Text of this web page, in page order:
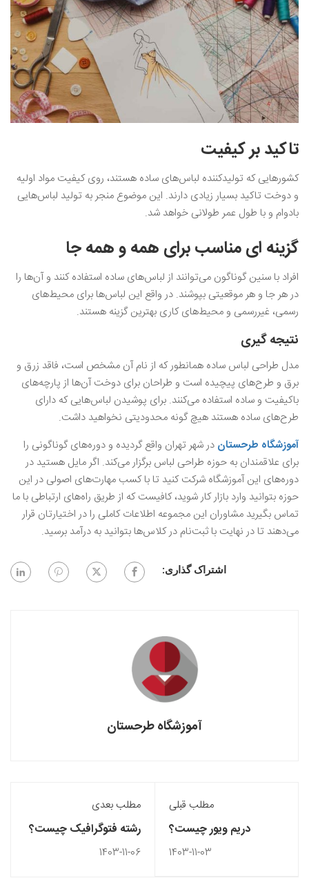
تاکید بر کیفیت
کشورهایی که تولیدکننده لباس‌های ساده هستند، روی کیفیت مواد اولیه
و دوخت تاکید بسیار زیادی دارند. این موضوع منجر به تولید لباس‌هایی
بادوام و با طول عمر طولانی خواهد شد.
گزینه‌ ای مناسب برای همه و همه جا
افراد با سنین گوناگون می‌توانند از لباس‌های ساده استفاده کنند و آن‌ها را
در هر جا و هر موقعیتی بپوشند. در واقع این لباس‌ها برای محیط‌های
رسمی، غیررسمی و محیط‌های کاری بهترین گزینه هستند.
نتیجه‌ گیری
مدل طراحی لباس ساده همانطور که از نام آن مشخص است، فاقد زرق و
برق و طرح‌های پیچیده است و طراحان برای دوخت آن‌ها از پارچه‌های
باکیفیت و ساده استفاده می‌کنند. برای پوشیدن لباس‌هایی که دارای
طرح‌های ساده هستند هیچ گونه محدودیتی نخواهید داشت.
آموزشگاه طرحستان در شهر تهران واقع گردیده و دوره‌های گوناگونی را
برای علاقمندان به حوزه طراحی لباس برگزار می‌کند. اگر مایل هستید در
دوره‌های این آموزشگاه شرکت کنید تا با کسب مهارت‌های اصولی در این
حوزه بتوانید وارد بازار کار شوید، کافیست که از طریق راه‌های ارتباطی با ما
تماس بگیرید‌ مشاوران این مجموعه اطلاعات کاملی را در اختیارتان قرار
می‌دهند تا در نهایت با ثبت‌نام در کلاس‌ها بتوانید به درآمد برسید.
اشتراک گذاری:
آموزشگاه طرحستان
مطلب قبلی
دریم ویور چیست؟
1403-11-03
مطلب بعدی
رشته فتوگرافیک چیست؟
1403-11-06